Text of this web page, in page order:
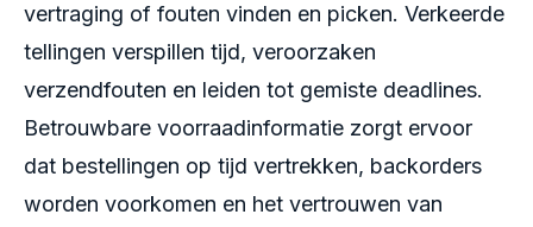
vertraging of fouten vinden en picken. Verkeerde
tellingen verspillen tijd, veroorzaken
verzendfouten en leiden tot gemiste deadlines.
Betrouwbare voorraadinformatie zorgt ervoor
dat bestellingen op tijd vertrekken, backorders
worden voorkomen en het vertrouwen van